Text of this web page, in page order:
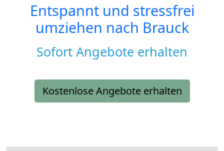
Entspannt und stressfrei
umziehen nach Brauck
Sofort Angebote erhalten
Kostenlose Angebote erhalten